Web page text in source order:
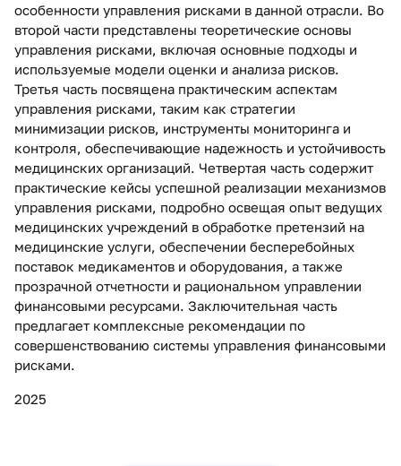
особенности управления рисками в данной отрасли. Во
второй части представлены теоретические основы
управления рисками, включая основные подходы и
используемые модели оценки и анализа рисков.
Третья часть посвящена практическим аспектам
управления рисками, таким как стратегии
минимизации рисков, инструменты мониторинга и
контроля, обеспечивающие надежность и устойчивость
медицинских организаций. Четвертая часть содержит
практические кейсы успешной реализации механизмов
управления рисками, подробно освещая опыт ведущих
медицинских учреждений в обработке претензий на
медицинские услуги, обеспечении бесперебойных
поставок медикаментов и оборудования, а также
прозрачной отчетности и рациональном управлении
финансовыми ресурсами. Заключительная часть
предлагает комплексные рекомендации по
совершенствованию системы управления финансовыми
рисками.
2025